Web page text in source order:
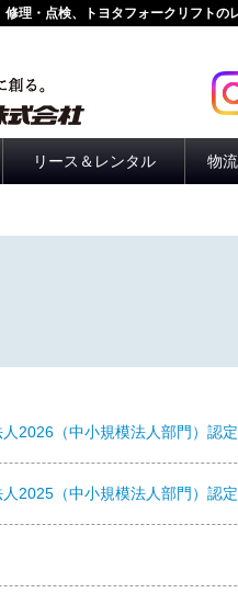
理・点検、トヨタフォークリフトの
リース＆レンタル 物
2026（中小規模法人部門）認定
2025（中小規模法人部門）認定